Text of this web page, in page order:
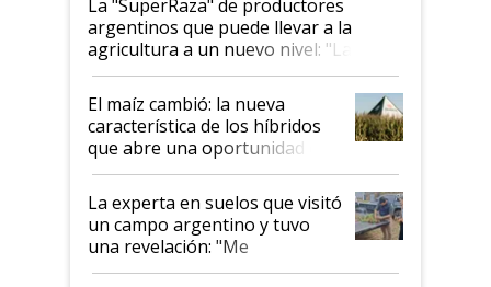
La "SuperRaza" de productores
argentinos que puede llevar a la
agricultura a un nuevo nivel: "Las
posibilidades de crecimiento son
infinitas"
El maíz cambió: la nueva
característica de los híbridos
que abre una oportunidad en
el lote
La experta en suelos que visitó
un campo argentino y tuvo
una revelación: "Me
impresionó mucho"